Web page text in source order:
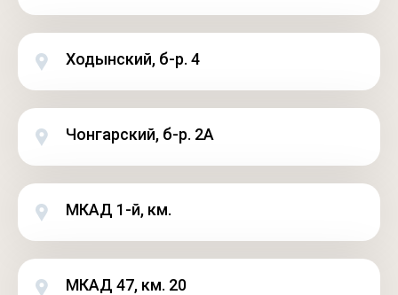
Ходынский, б-р. 4
Чонгарский, б-р. 2А
МКАД 1-й, км.
МКАД 47, км. 20